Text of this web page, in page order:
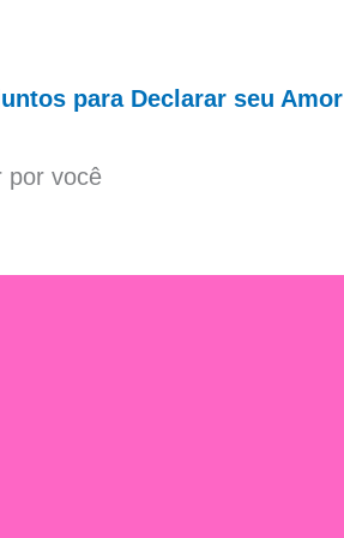
para Declarar seu Amor
por você